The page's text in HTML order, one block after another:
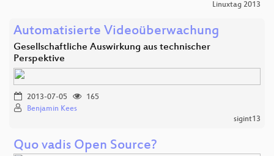
Linuxtag 2013
Automatisierte Videoüberwachung
Gesellschaftliche Auswirkung aus technischer
Perspektive
2013-07-05
165
Benjamin Kees
sigint13
Quo vadis Open Source?